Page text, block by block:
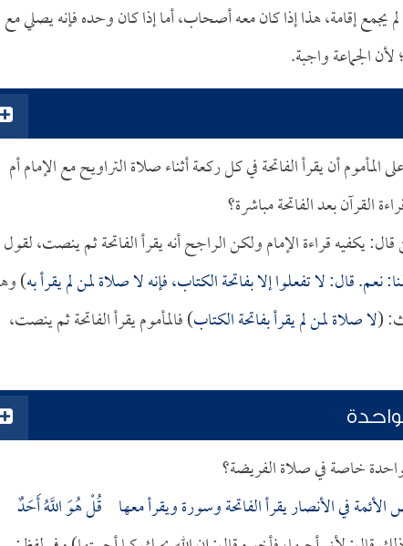
إقامة، هذا إذا كان معه أصحاب، أما إذا كان وحده فإنه يصلي مع
الجماعة واجبة.
أن يقرأ الفاتحة في كل ركعة أثناء صلاة التراويح مع الإمام أم
القرآن بعد الفاتحة مباشرة؟
يكفيه قراءة الإمام ولكن الراجح أنه يقرأ الفاتحة ثم ينصت، لقول
قال: لا تفعلوا إلا بفاتحة الكتاب، فإنه لا صلاة لمن لم يقرأ به)
(لا صلاة لمن لم يقرأ بفاتحة الكتاب) فالمأموم يقرأ الفاتحة ثم ينصت،
خاصة في صلاة الفريضة؟
في الأنصار يقرأ الفاتحة وسورة ويقرأ معها قُلْ هُوَ اللَّهُ أَحَدٌ